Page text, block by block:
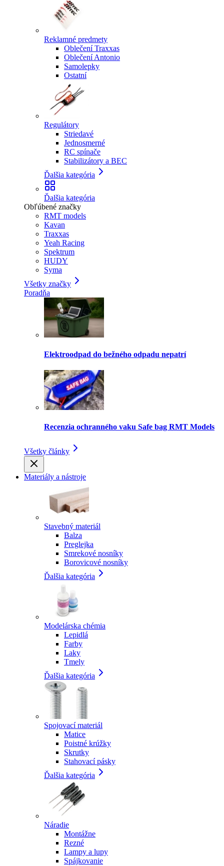
Reklamné predmety
Oblečení Traxxas
Oblečení Antonio
Samolepky
Ostatní
Regulátory
Striedavé
Jednosmerné
RC spínače
Stabilizátory a BEC
Ďalšia kategória
Ďalšia kategória
Obľúbené značky
RMT models
Kavan
Traxxas
Yeah Racing
Spektrum
HUDY
Syma
Všetky značky
Poradňa
Elektroodpad do bežného odpadu nepatrí
Recenzia ochranného vaku Safe bag RMT Models
Všetky články
Materiály a nástroje
Stavebný materiál
Balza
Preglejka
Smrekové nosníky
Borovicové nosníky
Ďalšia kategória
Modelárska chémia
Lepidlá
Farby
Laky
Tmely
Ďalšia kategória
Spojovací materiál
Matice
Poistné krúžky
Skrutky
Stahovací pásky
Ďalšia kategória
Náradie
Montážne
Rezné
Lampy a lupy
Spájkovanie